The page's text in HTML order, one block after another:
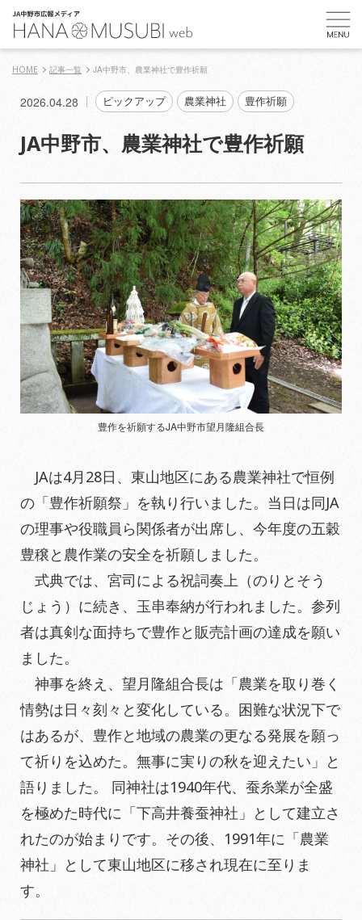
HOME 記事一覧 JA中野市、農業神社で豊作祈願
2026.04.28 ピックアップ 農業神社 豊作祈願
JA中野市、農業神社で豊作祈願
豊作を祈願するJA中野市望月隆組合長
JAは4月 28日、東山地区にある農業神社で恒例
の「豊作祈願祭」を執り行いました。当日は同JA
の理事や役職員ら関係者が出席し、今年度の五穀
豊穣と農作業の安全を祈願しました。
式典では、宮司による祝詞奏上（のりとそう
じょう）に続き、玉串奉納が行われました。参列
者は真剣な面持ちで豊作と販売計画の達成を願い
ました。
神事を終え、望月隆組合長は「農業を取り巻く
情勢は日々刻々と変化している。困難な状況下で
はあるが、豊作と地域の農業の更なる発展を願っ
て祈りを込めた。無事に実りの秋を迎えたい」と
語りました。
同神社は1940年代、蚕糸業が全盛
を極めた時代に「下高井養蚕神社」として建立さ
れたのが始まりです。その後、 1991年に「農業
神社」として東山地区に移され現在に至りま
す。